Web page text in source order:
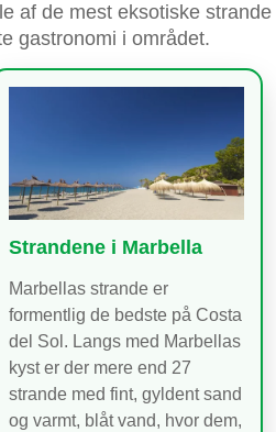
af de mest eksotiske
gastronomi i området.
Strandene i Marbella
Marbellas strande er
formentlig de bedste på Costa
del Sol. Langs med Marbellas
kyst er der mere end 27
strande med fint, gyldent sand
og varmt, blåt vand, hvor dem,